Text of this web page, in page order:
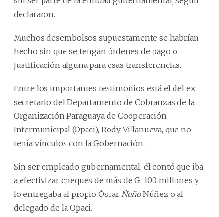
declararon.
Muchos desembolsos supuestamente se habrían
hecho sin que se tengan órdenes de pago o
justificación alguna para esas transferencias.
Entre los importantes testimonios está el del ex
secretario del Departamento de Cobranzas de la
Organización Paraguaya de Cooperación
Intermunicipal (Opaci), Rody Villanueva, que no
tenía vínculos con la Gobernación.
Sin ser empleado gubernamental, él contó que iba
a efectivizar cheques de más de G. 100 millones y
lo entregaba al propio Óscar ÑoñoNúñez o al
delegado de la Opaci.